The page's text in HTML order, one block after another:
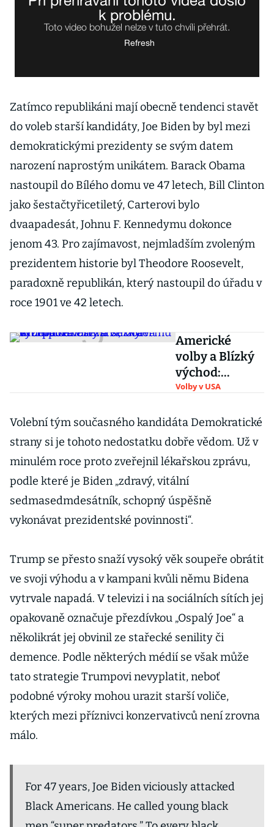
Zatímco republikáni mají obecně tendenci stavět
do voleb starší kandidáty, Joe Biden by byl mezi
demokratickými prezidenty se svým datem
narození naprostým unikátem. Barack Obama
nastoupil do Bílého domu ve 47 letech, Bill Clinton
jako šestačtyřicetiletý, Carterovi bylo
dvaapadesát, Johnu F. Kennedymu dokonce
jenom 43. Pro zajímavost, nejmladším zvoleným
prezidentem historie byl Theodore Roosevelt,
paradoxně republikán, který nastoupil do úřadu v
roce 1901 ve 42 letech.
Americké
volby a Blízký
východ:
Palestina se
Trumpova
vítězství, Izrael
Volby v USA
Volební tým současného kandidáta Demokratické
strany si je tohoto nedostatku dobře vědom. Už v
minulém roce proto zveřejnil lékařskou zprávu,
podle které je Biden „zdravý, vitální
sedmasedmdesátník, schopný úspěšně
vykonávat prezidentské povinnosti“.
Trump se přesto snaží vysoký věk soupeře obrátit
ve svoji výhodu a v kampani kvůli němu Bidena
vytrvale napadá. V televizi i na sociálních sítích jej
opakovaně označuje přezdívkou „Ospalý Joe“ a
několikrát jej obvinil ze stařecké senility či
demence. Podle některých médií se však může
tato strategie Trumpovi nevyplatit, neboť
podobné výroky mohou urazit starší voliče,
kterých mezi příznivci konzervativců není zrovna
málo.
For 47 years, Joe Biden viciously attacked
Black Americans. He called young black